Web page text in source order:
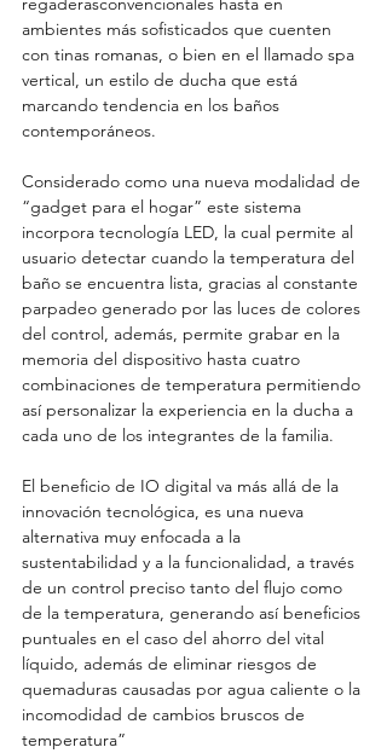
ambientes más sofisticados que cuenten
con tinas romanas, o bien en el llamado spa
vertical, un estilo de ducha que está
marcando tendencia en los baños
contemporáneos.
Considerado como una nueva modalidad de
“gadget para el hogar” este sistema
incorpora tecnología LED, la cual permite al
usuario detectar cuando la temperatura del
baño se encuentra lista, gracias al constante
parpadeo generado por las luces de colores
del control, además, permite grabar en la
memoria del dispositivo hasta cuatro
combinaciones de temperatura permitiendo
así personalizar la experiencia en la ducha a
cada uno de los integrantes de la familia.
El beneficio de IO digital va más allá de la
innovación tecnológica, es una nueva
alternativa muy enfocada a la
sustentabilidad y a la funcionalidad, a través
de un control preciso tanto del flujo como
de la temperatura, generando así beneficios
puntuales en el caso del ahorro del vital
líquido, además de eliminar riesgos de
quemaduras causadas por agua caliente o la
incomodidad de cambios bruscos de
temperatura”